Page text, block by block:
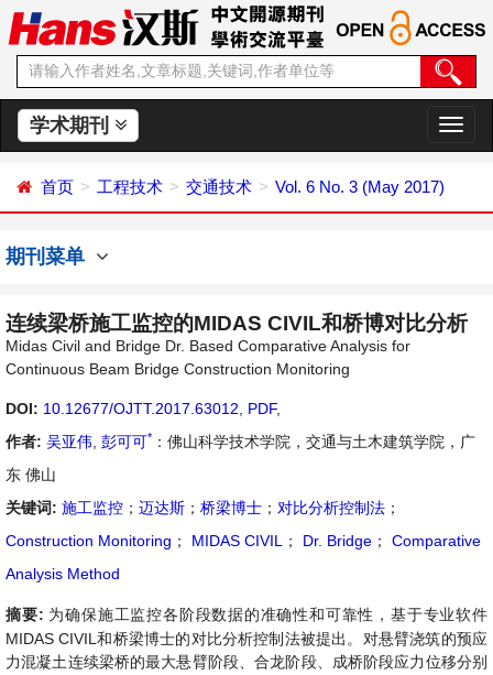
学术期刊
切
换
首页 工程技术 交通技术 Vol. 6 No. 3 (May 2017)
期刊菜单
连续梁桥施工监控的MIDAS CIVIL和桥博对比分析
Midas Civil and Bridge Dr. Based Comparative Analysis for
Continuous Beam Bridge Construction Monitoring
DOI: 10.12677/OJTT.2017.63012 PDF,
作者: 吴亚伟 彭可可* ：佛山科学技术学院，交通与土木建筑学院，广
东 佛山
关键词: 施工监控 ； 迈达斯 ； 桥梁博士 ； 对比分析控制法 ；
Construction Monitoring ； MIDAS CIVIL ； Dr. Bridge ；
Comparative
Analysis Method
摘要: 为确保施工监控各阶段数据的准确性和可靠性，基于专业软件
MIDAS CIVIL和桥梁博士的对比分析控制法被提出。对悬臂浇筑的预应
力混凝土连续梁桥的最大悬臂阶段、合龙阶段、成桥阶段应力位移分别